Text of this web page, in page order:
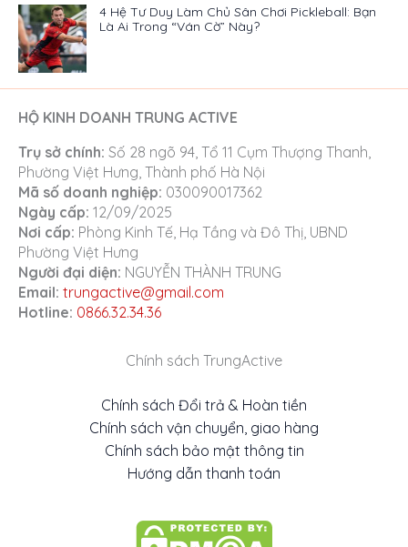
4 Hệ Tư Duy Làm Chủ Sân Chơi Pickleball: Bạn
Là Ai Trong “Ván Cờ” Này?
HỘ KINH DOANH TRUNG ACTIVE
Trụ sở chính: Số 28 ngõ 94, Tổ 11 Cụm Thượng Thanh,
Phường Việt Hưng, Thành phố Hà Nội
Mã số doanh nghiệp: 030090017362
Ngày cấp: 12/09/2025
Nơi cấp: Phòng Kinh Tế, Hạ Tầng và Đô Thị, UBND
Phường Việt Hưng
Người đại diện: NGUYỄN THÀNH TRUNG
Email: trungactive@gmail.com
Hotline: 0866.32.34.36
Chính sách TrungActive
Chính sách Đổi trả & Hoàn tiền
Chính sách vận chuyển, giao hàng
Chính sách bảo mật thông tin
Hướng dẫn thanh toán